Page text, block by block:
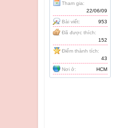
Tham gia:
22/06/09
Bài viết:
953
Đã được thích:
152
Điểm thành tích:
43
Nơi ở:
HCM